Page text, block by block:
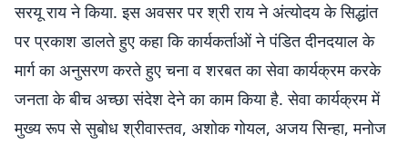
सरयू राय ने किया. इस अवसर पर श्री राय ने अंत्योदय के सिद्धांत
पर प्रकाश डालते हुए कहा कि कार्यकर्ताओं ने पंडित दीनदयाल के
मार्ग का अनुसरण करते हुए चना व शरबत का सेवा कार्यक्रम करके
जनता के बीच अच्छा संदेश देने का काम किया है. सेवा कार्यक्रम में
मुख्य रूप से सुबोध श्रीवास्तव, अशोक गोयल, अजय सिन्हा, मनोज